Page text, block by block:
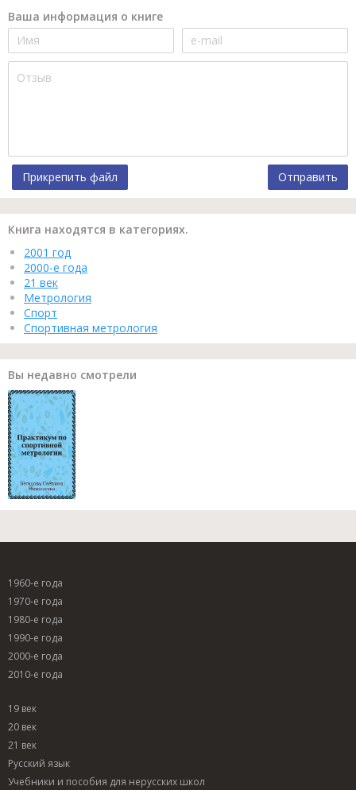
Ваша информация о книге
Прикрепить файл Отправить
Книга находятся в категориях.
2001 год
2000-е года
21 век
Метрология
Спорт
Спортивная метрология
Вы недавно смотрели
1960-е года
1970-е года
1980-е года
1990-е года
2000-е года
2010-е года
19 век
20 век
21 век
Русский язык
Учебники и пособия для нерусских школ